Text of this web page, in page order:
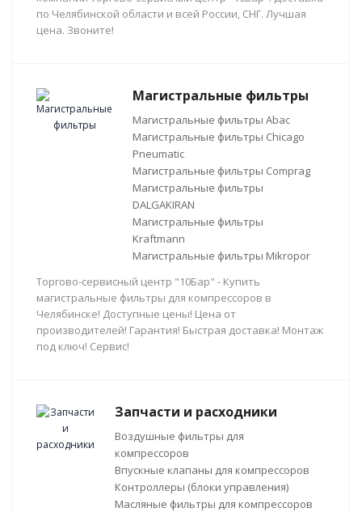
по Челябинской области и всей России, СНГ. Лучшая
цена. Звоните!
Магистральные фильтры
Магистральные фильтры Abac
Магистральные фильтры Chicago
Pneumatic
Магистральные фильтры Comprag
Магистральные фильтры
DALGAKIRAN
Магистральные фильтры
Kraftmann
Магистральные фильтры Mikropor
Торгово-сервисный центр "10Бар" - Купить
магистральные фильтры для компрессоров в
Челябинске! Доступные цены! Цена от
производителей! Гарантия! Быстрая доставка! Монтаж
под ключ! Сервис!
Запчасти и расходники
Воздушные фильтры для
компрессоров
Впускные клапаны для компрессоров
Контроллеры (блоки управления)
Масляные фильтры для компрессоров